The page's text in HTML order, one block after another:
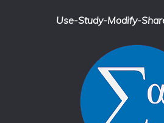
Use-Study-Modify-